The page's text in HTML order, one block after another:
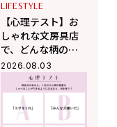
LIFESTYLE
【心理テスト】お
しゃれな文房具店
で、どんな柄のポ
ストカードを選び
ましたか？ 「あな
たが心の奥で大切
にしていること」
がわかる！
2026.08.03